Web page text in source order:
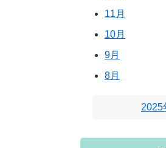
11月
10月
9月
8月
2025